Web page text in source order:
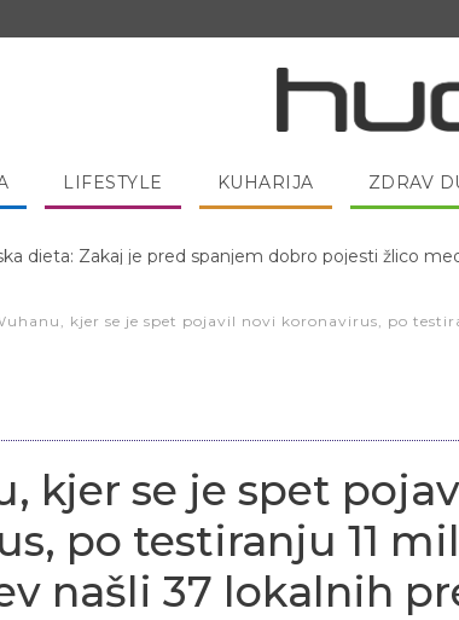
LIFESTYLE KUHARIJA ZDRAV
dieta: Zakaj je pred spanjem dobro pojesti žlico
kjer se je spet pojavil novi koronavirus, po
kjer se je spet
po testiranju 11
našli 37 lokalnih